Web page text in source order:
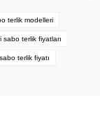
terlik modelleri
sabo terlik fiyatları
terlik fiyatı